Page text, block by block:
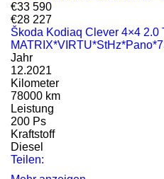
€33 590
€28 227
Škoda Kodiaq Clever 4×4 2.0
Jahr
12.2021
Kilometer
78000 km
Leistung
200 Ps
Kraftstoff
Diesel
Teilen: